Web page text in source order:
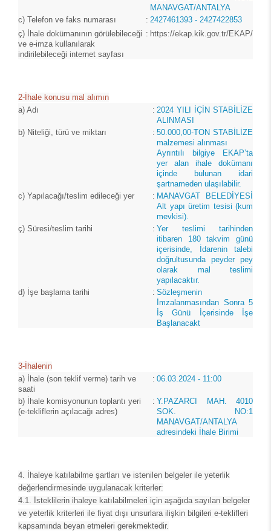
MANAVGAT/ANTALYA
c) Telefon ve faks numarası : 2427461393 - 2427422853
ç) İhale dokümanının görülebileceği
ve e-imza kullanılarak
indirilebileceği internet sayfası
: https://ekap.kik.gov.tr/EKAP/
2-İhale konusu mal alımın
a) Adı : 2024 YILI İÇİN STABİLİZE
ALINMASI
b) Niteliği, türü ve miktarı : 50.000,00-TON STABİLİZE
malzemesi alınması
Ayrıntılı bilgiye EKAP’ta
yer alan ihale dokümanı
içinde bulunan idari
şartnameden ulaşılabilir.
c) Yapılacağı/teslim edileceği yer : MANAVGAT BELEDİYESİ
Alt yapı üretim tesisi (kum
mevkisi).
ç) Süresi/teslim tarihi : Yer teslimi tarihinden
itibaren 180 takvim günü
içerisinde, İdarenin talebi
doğrultusunda peyder pey
olarak mal teslimi
yapılacaktır.
d) İşe başlama tarihi : Sözleşmenin
İmzalanmasından Sonra 5
İş Günü İçerisinde İşe
Başlanacakt
3-İhalenin
a) İhale (son teklif verme) tarih ve
saati
: 06.03.2024 - 11:00
b) İhale komisyonunun toplantı yeri
(e-tekliflerin açılacağı adres)
: Y.PAZARCI MAH. 4010
SOK. NO:1
MANAVGAT/ANTALYA
adresindeki İhale Birimi
4. İhaleye katılabilme şartları ve istenilen belgeler ile yeterlik
değerlendirmesinde uygulanacak kriterler:
4.1. İsteklilerin ihaleye katılabilmeleri için aşağıda sayılan belgeler
ve yeterlik kriterleri ile fiyat dışı unsurlara ilişkin bilgileri e-teklifleri
kapsamında beyan etmeleri gerekmektedir.